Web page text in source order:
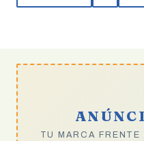
TU MARCA FRENTE